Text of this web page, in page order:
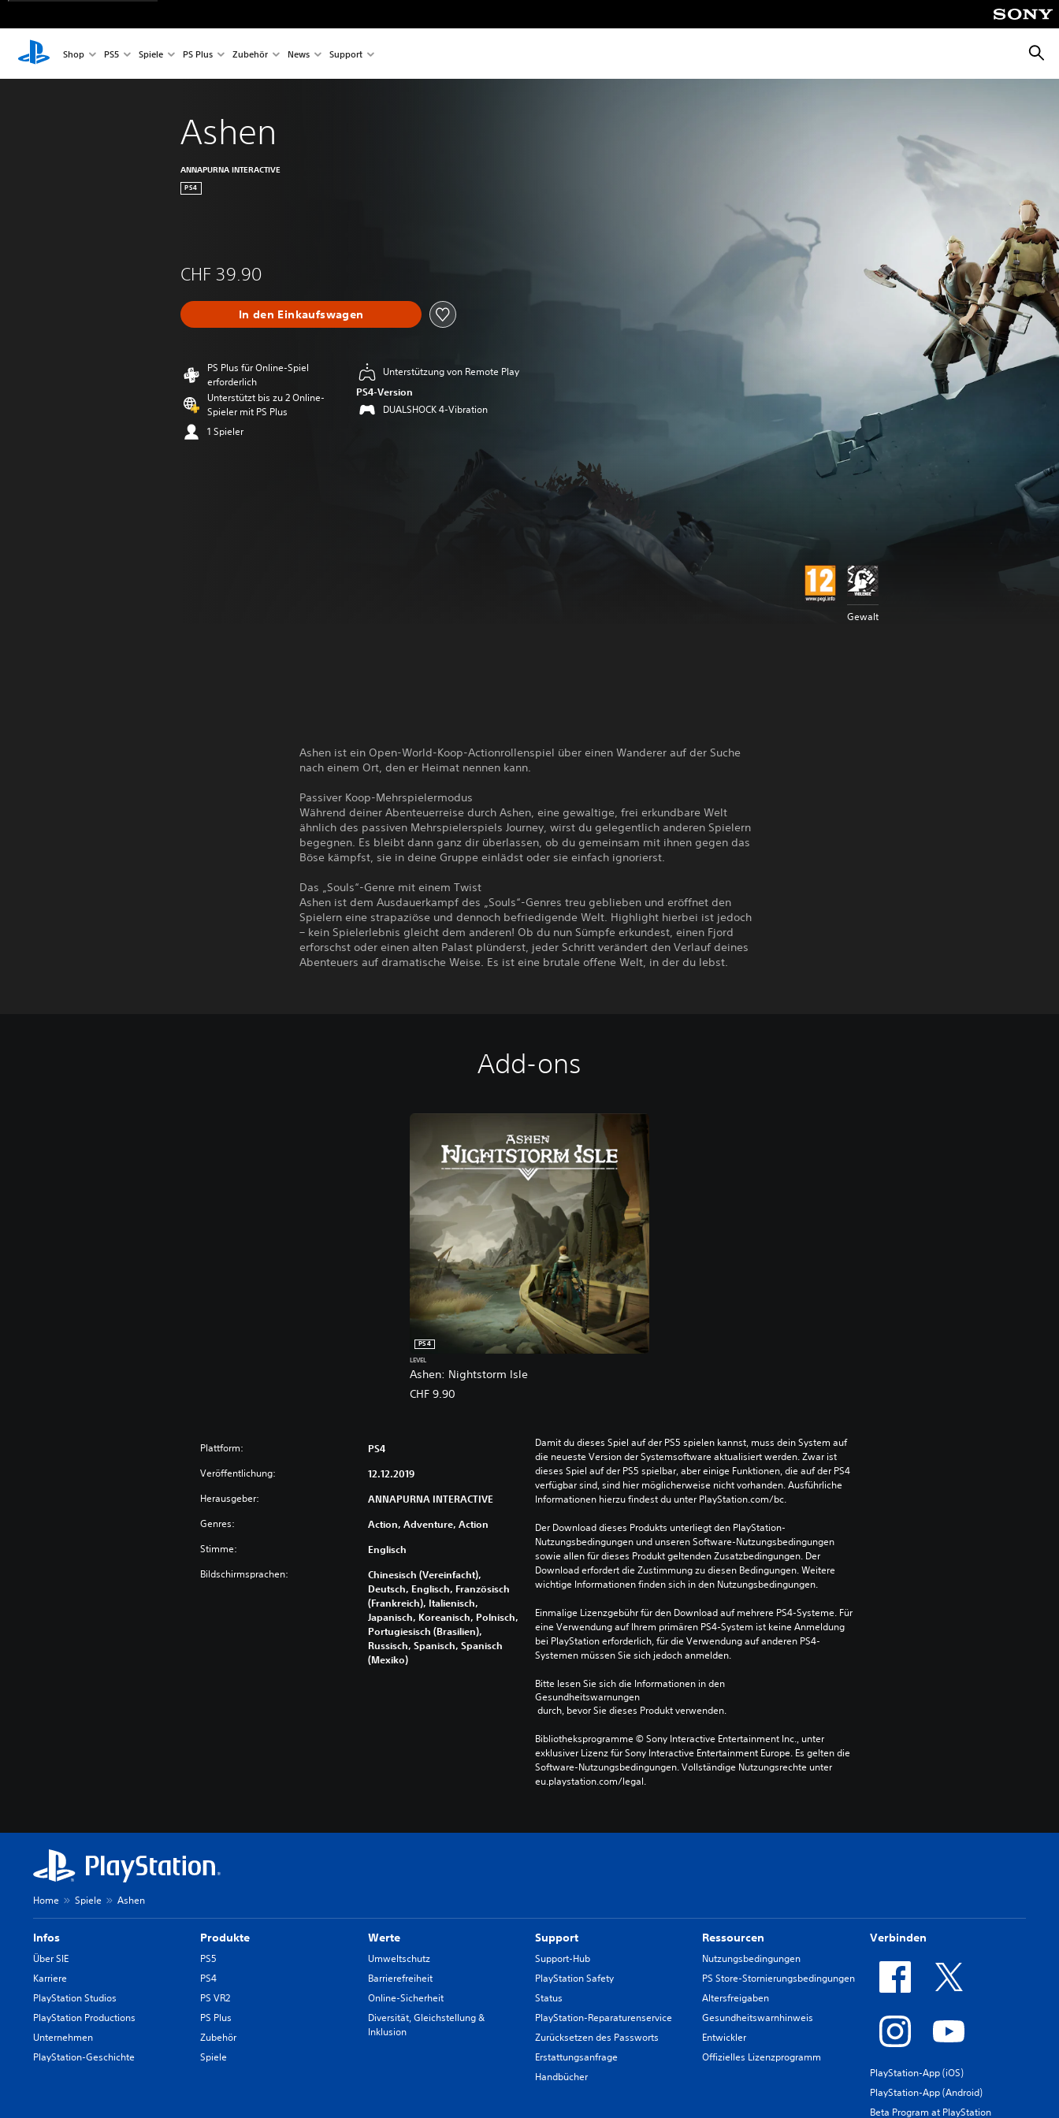
Shop PS5 Spiele PS Plus Zubehör News Support
Ashen
ANNAPURNA INTERACTIVE
PS4
CHF 39.90
In den Einkaufswagen
PS Plus für Online-Spiel
erforderlich
Unterstützt bis zu 2 Online-
Spieler mit PS Plus
1 Spieler
Unterstützung von Remote Play
PS4-Version
DUALSHOCK 4-Vibration
Gewalt
Ashen ist ein Open-World-Koop-Actionrollenspiel über einen Wanderer auf der Suche
nach einem Ort, den er Heimat nennen kann.
Passiver Koop-Mehrspielermodus
Während deiner Abenteuerreise durch Ashen, eine gewaltige, frei erkundbare Welt
ähnlich des passiven Mehrspielerspiels Journey, wirst du gelegentlich anderen Spielern
begegnen. Es bleibt dann ganz dir überlassen, ob du gemeinsam mit ihnen gegen das
Böse kämpfst, sie in deine Gruppe einlädst oder sie einfach ignorierst.
Das „Souls“-Genre mit einem Twist
Ashen ist dem Ausdauerkampf des „Souls“-Genres treu geblieben und eröffnet den
Spielern eine strapaziöse und dennoch befriedigende Welt. Highlight hierbei ist jedoch
– kein Spielerlebnis gleicht dem anderen! Ob du nun Sümpfe erkundest, einen Fjord
erforschst oder einen alten Palast plünderst, jeder Schritt verändert den Verlauf deines
Abenteuers auf dramatische Weise. Es ist eine brutale offene Welt, in der du lebst.
Add-ons
Ashen: Nightstorm Isle
PS4
LEVEL
CHF 9.90
Plattform: PS4
Veröffentlichung: 12.12.2019
Herausgeber: ANNAPURNA INTERACTIVE
Genres: Action, Adventure, Action
Stimme: Englisch
Bildschirmsprachen:
Chinesisch (Vereinfacht),
Deutsch, Englisch, Französisch
(Frankreich), Italienisch,
Japanisch, Koreanisch, Polnisch,
Portugiesisch (Brasilien),
Russisch, Spanisch, Spanisch
(Mexiko)
Damit du dieses Spiel auf der PS5 spielen kannst, muss dein System auf
die neueste Version der Systemsoftware aktualisiert werden. Zwar ist
dieses Spiel auf der PS5 spielbar, aber einige Funktionen, die auf der PS4
verfügbar sind, sind hier möglicherweise nicht vorhanden. Ausführliche
Informationen hierzu findest du unter PlayStation.com/bc.
Der Download dieses Produkts unterliegt den PlayStation-
Nutzungsbedingungen und unseren Software-Nutzungsbedingungen
sowie allen für dieses Produkt geltenden Zusatzbedingungen. Der
Download erfordert die Zustimmung zu diesen Bedingungen. Weitere
wichtige Informationen finden sich in den Nutzungsbedingungen.
Einmalige Lizenzgebühr für den Download auf mehrere PS4-Systeme. Für
eine Verwendung auf Ihrem primären PS4-System ist keine Anmeldung
bei PlayStation erforderlich, für die Verwendung auf anderen PS4-
Systemen müssen Sie sich jedoch anmelden.
Bitte lesen Sie sich die Informationen in den
Gesundheitswarnungen
durch, bevor Sie dieses Produkt verwenden.
Bibliotheksprogramme © Sony Interactive Entertainment Inc., unter
exklusiver Lizenz für Sony Interactive Entertainment Europe. Es gelten die
Software-Nutzungsbedingungen. Vollständige Nutzungsrechte unter
eu.playstation.com/legal.
Home Spiele Ashen
Infos
Über SIE
Karriere
PlayStation Studios
PlayStation Productions
Unternehmen
PlayStation-Geschichte
Produkte
PS5
PS4
PS VR2
PS Plus
Zubehör
Spiele
Werte
Umweltschutz
Barrierefreiheit
Online-Sicherheit
Diversität, Gleichstellung &
Inklusion
Support
Support-Hub
PlayStation Safety
Status
PlayStation-Reparaturenservice
Zurücksetzen des Passworts
Erstattungsanfrage
Handbücher
Ressourcen
Nutzungsbedingungen
PS Store-Stornierungsbedingungen
Altersfreigaben
Gesundheitswarnhinweis
Entwickler
Offizielles Lizenzprogramm
Verbinden
PlayStation-App (iOS)
PlayStation-App (Android)
Beta Program at PlayStation